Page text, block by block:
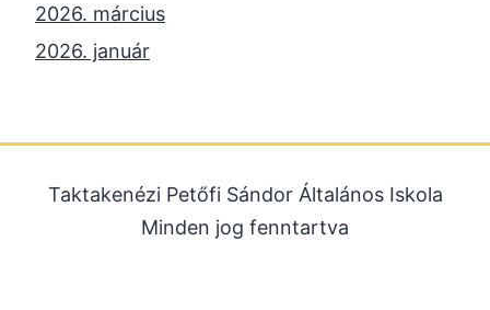
2026. március
2026. január
2025. július
2025. június
Taktakenézi Petőfi Sándor Általános Iskola
Minden jog fenntartva